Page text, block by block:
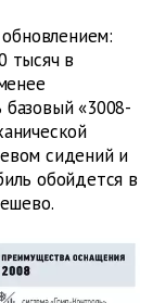
тысяч в
«3008-
сидений и
обойдется в